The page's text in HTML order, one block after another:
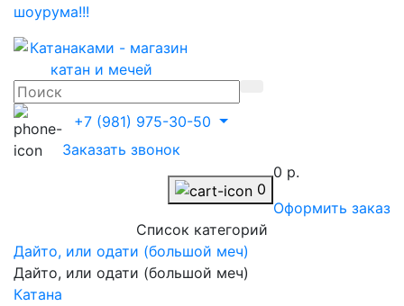
шоурума!!!
+7 (981) 975-30-50
Заказать звонок
0
0 р.
Оформить заказ
Список категорий
Дайто, или одати (большой меч)
Дайто, или одати (большой меч)
Катана